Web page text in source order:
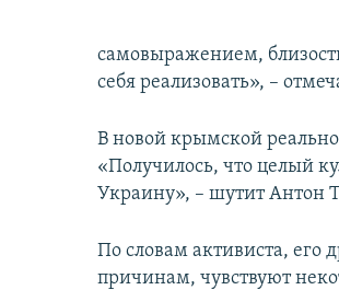
самовыражением,
себя реализовать», –
В новой крымской
«Получилось, что целый
Украину», – шутит Антон
По словам активиста, его
причинам, чувствуют